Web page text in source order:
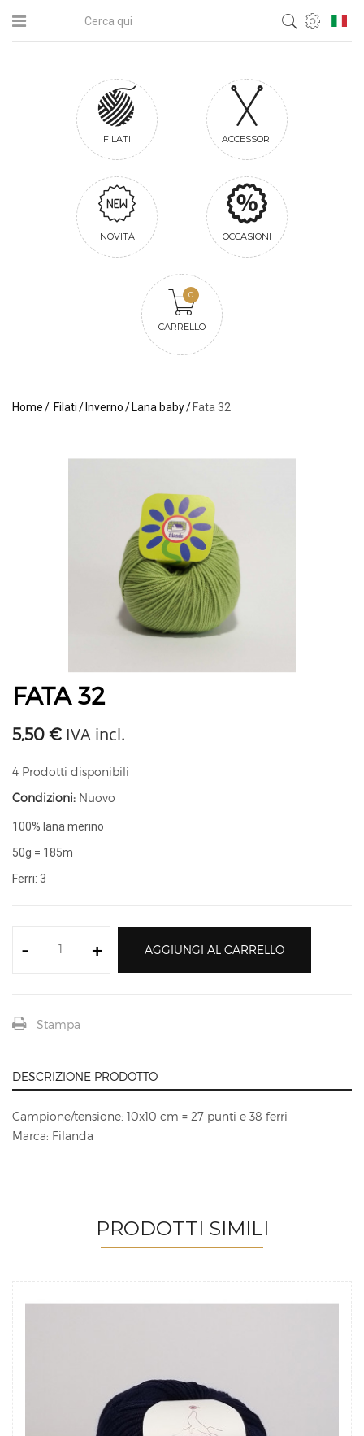
FILATI ACCESSORI
NOVITÀ OCCASIONI
CARRELLO
0
Home Filati Inverno Lana baby Fata 32
FATA 32
5,50 € IVA incl.
4 Prodotti disponibili
Condizioni: Nuovo
100% lana merino
50g = 185m
Ferri: 3
- + AGGIUNGI AL CARRELLO
Stampa
DESCRIZIONE PRODOTTO
Campione/tensione: 10x10 cm = 27 punti e 38 ferri
Marca: Filanda
PRODOTTI SIMILI